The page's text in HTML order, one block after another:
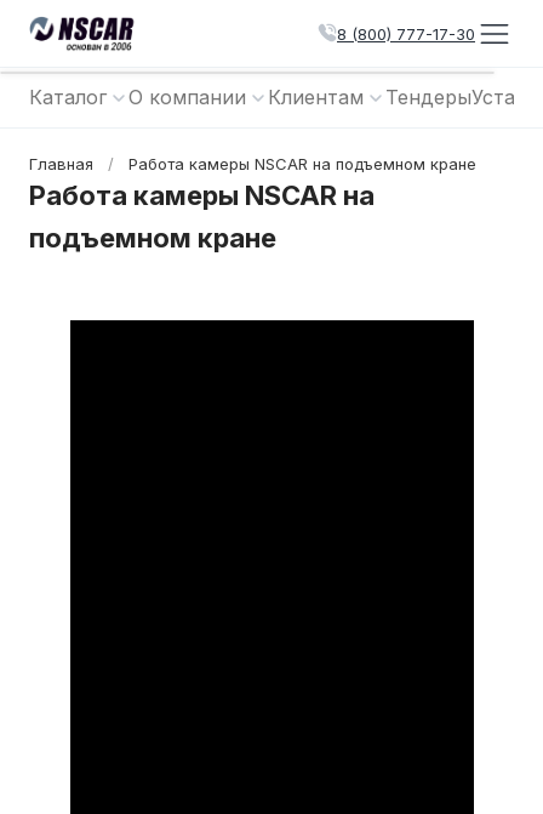
8 (800) 777-17-30
Каталог О компании Клиентам Тендеры
Главная / Работа камеры NSCAR на подъемном кране
Работа камеры NSCAR на
подъемном кране